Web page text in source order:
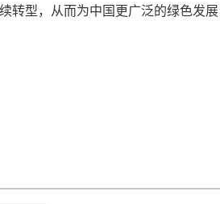
型，从而为中国更广泛的绿色发展